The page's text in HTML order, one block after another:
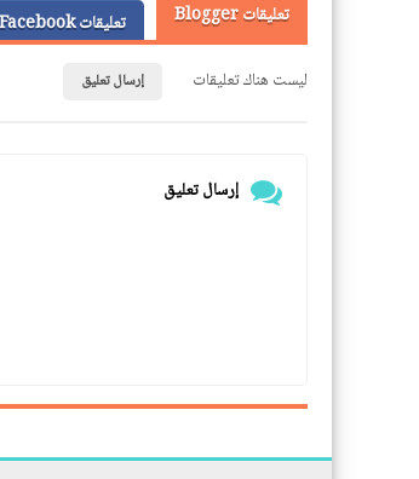
تعليقات Blogger
تعليقات Facebook
ليست هناك تعليقات
إرسال تعليق
إرسال تعليق